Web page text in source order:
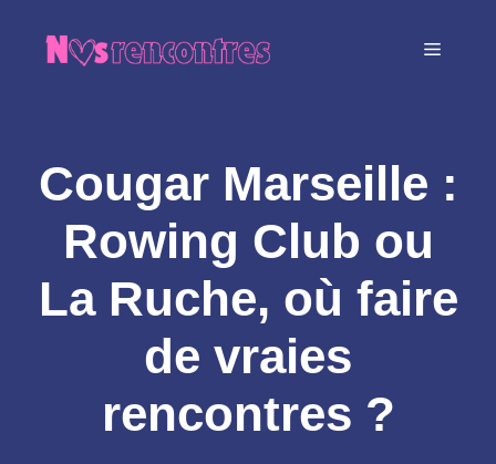
contenu
MENU
Cougar Marseille :
Rowing Club ou
La Ruche, où faire
de vraies
rencontres ?